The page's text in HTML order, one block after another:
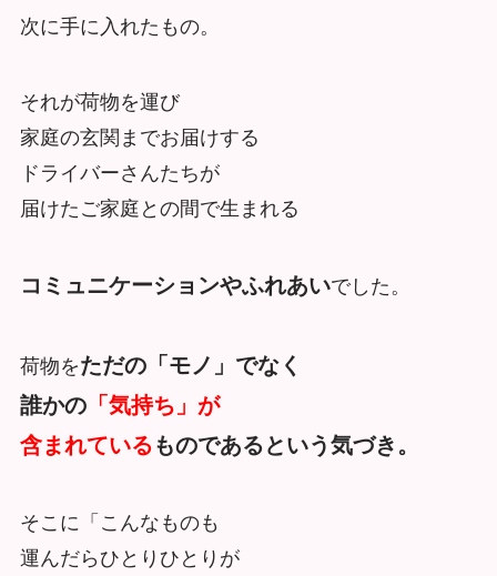
次に手に入れたもの。
それが荷物を運び
家庭の玄関までお届けする
ドライバーさんたちが
届けたご家庭との間で生まれる
コミュニケーションやふれあいでした。
荷物をただの「モノ」でなく
誰かの「気持ち」が
含まれているものであるという気づき。
そこに「こんなものも
運んだらひとりひとりが